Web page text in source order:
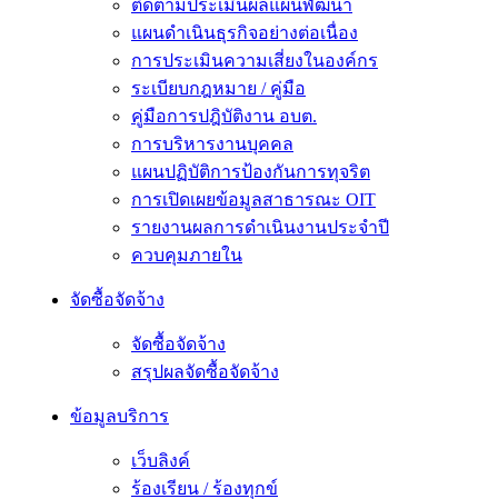
ติดตามประเมินผลแผนพัฒนา
แผนดำเนินธุรกิจอย่างต่อเนื่อง
การประเมินความเสี่ยงในองค์กร
ระเบียบกฎหมาย / คู่มือ
คู่มือการปฎิบัติงาน อบต.
การบริหารงานบุคคล
แผนปฏิบัติการป้องกันการทุจริต
การเปิดเผยข้อมูลสาธารณะ OIT
รายงานผลการดำเนินงานประจำปี
ควบคุมภายใน
จัดซื้อจัดจ้าง
จัดซื้อจัดจ้าง
สรุปผลจัดซื้อจัดจ้าง
ข้อมูลบริการ
เว็บลิงค์
ร้องเรียน / ร้องทุกข์